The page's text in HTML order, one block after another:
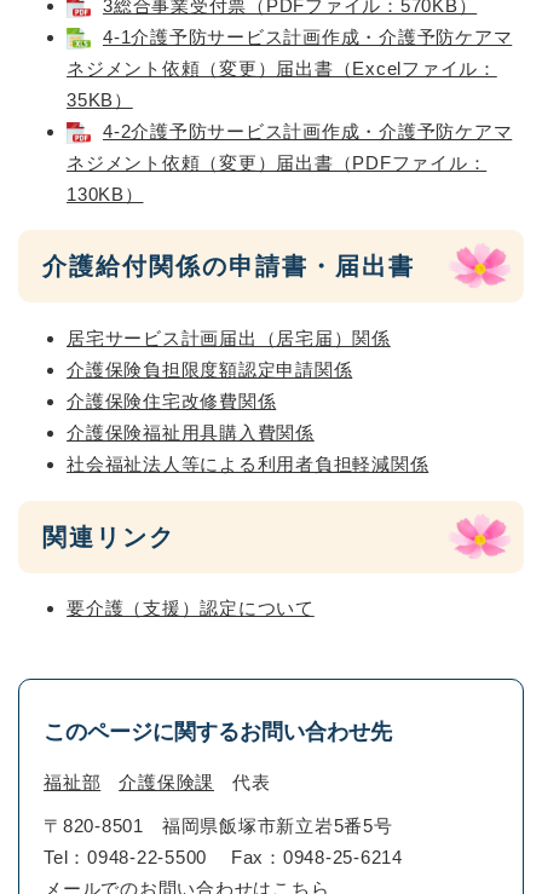
3総合事業受付票（PDFファイル：570KB）
4-1介護予防サービス計画作成・介護予防ケアマ
ネジメント依頼（変更）届出書（Excelファイル：
35KB）
4-2介護予防サービス計画作成・介護予防ケアマ
ネジメント依頼（変更）届出書（PDFファイル：
130KB）
介護給付関係の申請書・届出書
居宅サービス計画届出（居宅届）関係
介護保険負担限度額認定申請関係
介護保険住宅改修費関係
介護保険福祉用具購入費関係
社会福祉法人等による利用者負担軽減関係
関連リンク
要介護（支援）認定について
このページに関するお問い合わせ先
福祉部 介護保険課 代表
〒820-8501
福岡県飯塚市新立岩5番5号
Tel：0948-22-5500
Fax：0948-25-6214
メールでのお問い合わせはこちら